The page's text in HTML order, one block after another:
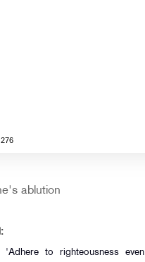
ablution
to righteousness even